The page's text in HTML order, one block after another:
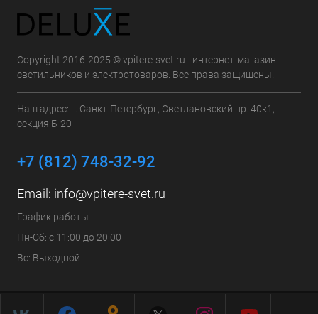
Copyright 2016-2025 © vpitere-svet.ru - интернет-магазин
светильников и электротоваров. Все права защищены.
Наш адрес: г. Санкт-Петербург, Светлановский пр. 40к1,
секция Б-20
+7 (812) 748-32-92
Email: info@vpitere-svet.ru
График работы
Пн-Сб: с 11:00 до 20:00
Вс: Выходной